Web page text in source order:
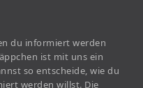
du informiert werden
ist mit uns ein
so entscheide, wie du
werden willst. Die